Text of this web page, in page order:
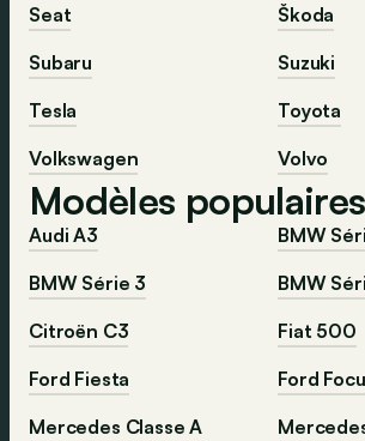
Seat
Škoda
Subaru
Suzuki
Tesla
Toyota
Volkswagen
Volvo
Modèles populaires
Audi A3
BMW
BMW Série 3
BMW
Citroën C3
Fiat 500
Ford Fiesta
Ford
Mercedes Classe A